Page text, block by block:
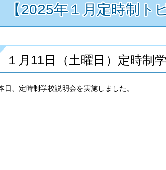
【2025年１月定時制ト
１月11日（土曜日）定時制
日、定時制学校説明会を実施しました。